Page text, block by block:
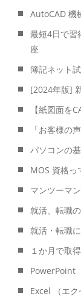
AutoCAD 機
最短4日で習
座
簿記ネット
[2024年版]
【紙図面を
「お客様の
パソコンの
MOS 資格っ
マンツーマ
就活、転職
就活・転職
１か月で取
PowerPoint
Excel （エ